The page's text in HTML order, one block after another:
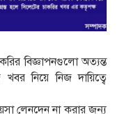
বিজ্ঞাপনগুলাে অত্যন্ত
নিয়ে নিজ দায়িত্বে
লেনদেন না করার জন্য